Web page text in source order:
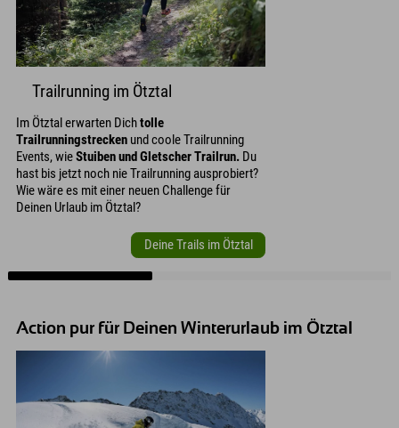
Trailrunning im Ötztal
Im Ötztal erwarten Dichtolle
Trailrunningstrecken und coole Trailrunning
Events, wieStuiben und Gletscher Trailrun. Du
hast bis jetzt noch nie Trailrunning ausprobiert?
Wie wäre es mit einer neuen Challenge für
Deinen Urlaub im Ötztal?
Deine Trails im Ötztal
Action pur für Deinen Winterurlaub im Ötztal